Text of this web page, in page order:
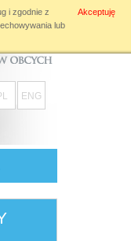
12
ENG
Akceptuję
i zgodnie z
lub